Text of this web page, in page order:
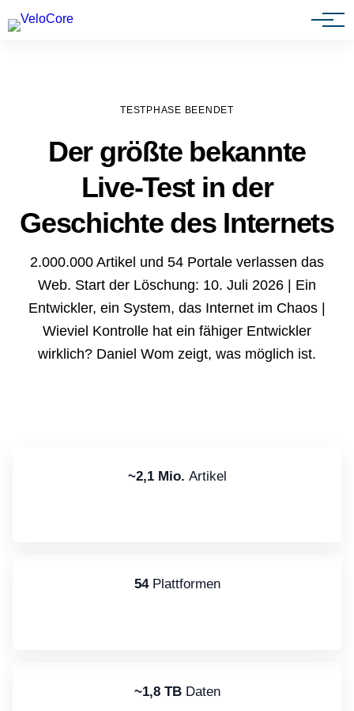
Agenturen & Webdesigner
TESTPHASE BEENDET
Der größte bekannte
Live-Test in der
Geschichte des Internets
2.000.000 Artikel und 54 Portale verlassen das
Web. Start der Löschung: 10. Juli 2026 | Ein
Entwickler, ein System, das Internet im Chaos |
Wieviel Kontrolle hat ein fähiger Entwickler
wirklich? Daniel Wom zeigt, was möglich ist.
~2,1 Mio. Artikel
54 Plattformen
~1,8 TB Daten